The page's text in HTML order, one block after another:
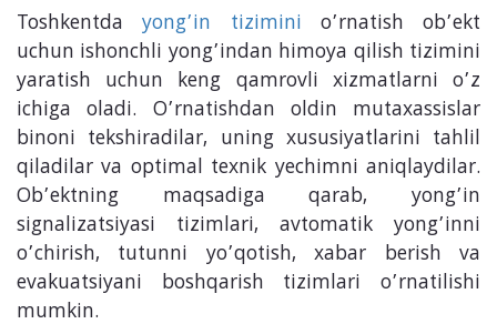
Toshkentdayong’in tizimini o’rnatish ob’ekt
uchun ishonchli yong’indan himoya qilish tizimini
yaratish uchun keng qamrovli xizmatlarni o’z
ichiga oladi. O’rnatishdan oldin mutaxassislar
binoni tekshiradilar, uning xususiyatlarini tahlil
qiladilar va optimal texnik yechimni aniqlaydilar.
Ob’ektning maqsadiga qarab, yong’in
signalizatsiyasi tizimlari, avtomatik yong’inni
o’chirish, tutunni yo’qotish, xabar berish va
evakuatsiyani boshqarish tizimlari o’rnatilishi
mumkin.